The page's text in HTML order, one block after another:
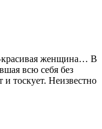
женщина… В
всю себя без
и тоскует. Неизвестно